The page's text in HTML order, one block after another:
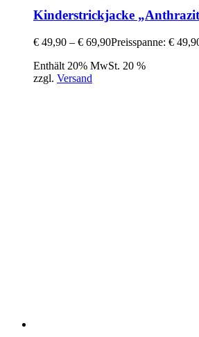
Kinderstrickjacke
€ 49,90 – € 69,90Preisspanne: €
Enthält 20% MwSt. 20 %
zzgl. Versand